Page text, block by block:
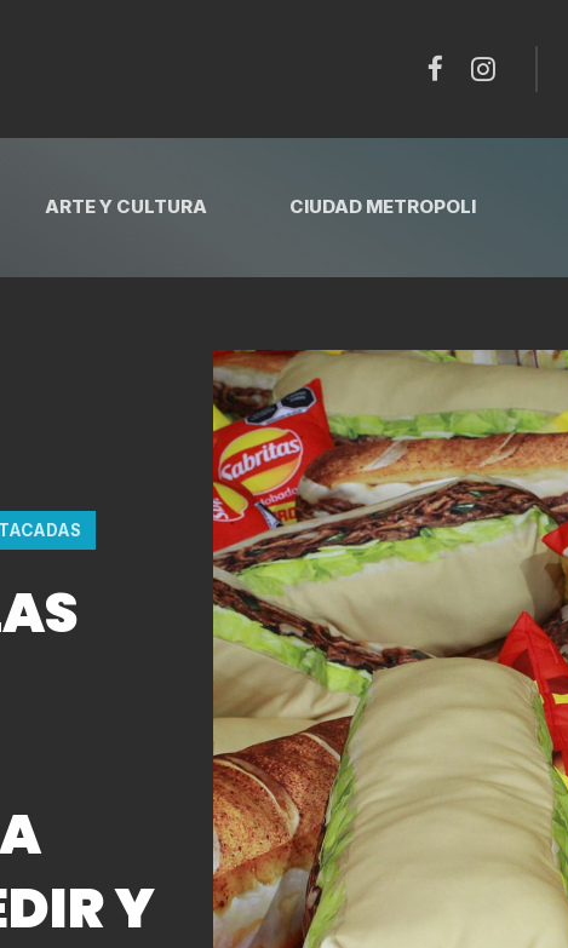
ARTE Y CULTURA CIUDAD METROPOLI
Y